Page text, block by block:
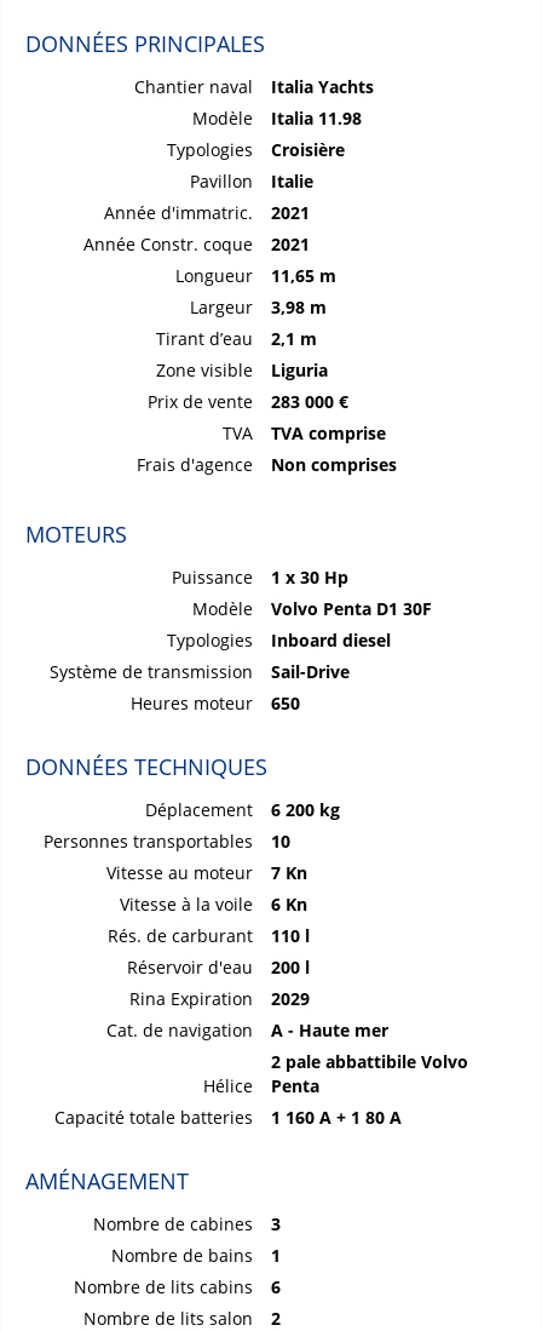
DONNÉES PRINCIPALES
Chantier naval
Italia Yachts
Modèle
Italia 11.98
Typologies
Croisière
Pavillon
Italie
Année d'immatric.
2021
Année Constr. coque
2021
Longueur
11,65 m
Largeur
3,98 m
Tirant d’eau
2,1 m
Zone visible
Liguria
Prix de vente
283 000 €
TVA
TVA comprise
Frais d'agence
Non comprises
MOTEURS
Puissance
1 x 30 Hp
Modèle
Volvo Penta D1 30F
Typologies
Inboard diesel
Système de transmission
Sail-Drive
Heures moteur
650
DONNÉES TECHNIQUES
Déplacement
6 200 kg
Personnes transportables
10
Vitesse au moteur
7 Kn
Vitesse à la voile
6 Kn
Rés. de carburant
110 l
Réservoir d'eau
200 l
Rina Expiration
2029
Cat. de navigation
A - Haute mer
Hélice
2 pale abbattibile Volvo
Penta
Capacité totale batteries
1 160 A + 1 80 A
AMÉNAGEMENT
Nombre de cabines
3
Nombre de bains
1
Nombre de lits cabins
6
Nombre de lits salon
2